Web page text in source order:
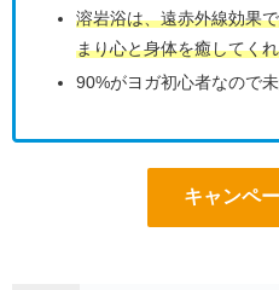
溶岩浴は、遠赤外線効果
まり心と身体を癒してく
90%がヨガ初心者なので
キャンペ